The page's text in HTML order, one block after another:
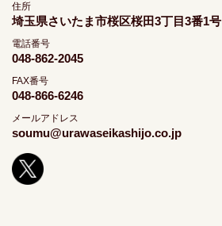
住所
埼玉県さいたま市桜区桜田3丁目3番1号
電話番号
048-862-2045
FAX番号
048-866-6246
メールアドレス
soumu@urawaseikashijo.co.jp